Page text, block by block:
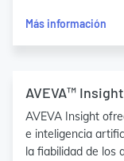
Más información
AVEVA™ Insight
AVEVA Insight
e inteligencia
la fiabilidad de los